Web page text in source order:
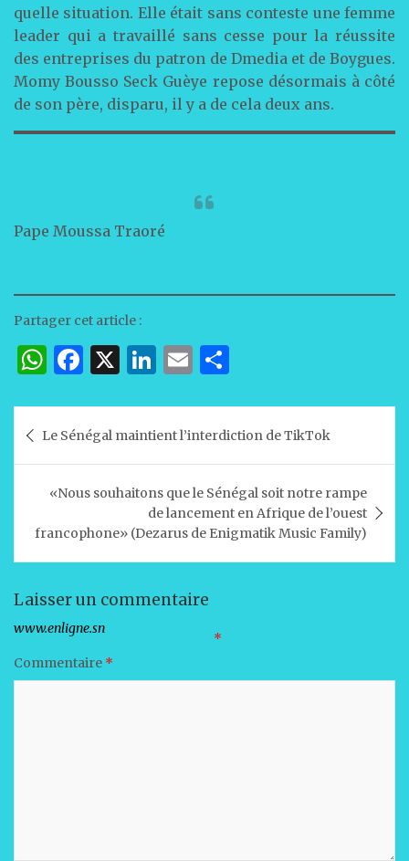
quelle situation. Elle était sans conteste une femme
leader qui a travaillé sans cesse pour la réussite
des entreprises du patron de Dmedia et de Boygues.
Momy Bousso Seck Guèye repose désormais à côté
de son père, disparu, il y a de cela deux ans.
Pape Moussa Traoré
Partager cet article :
W
at
s
A
p
p
F
c
e
b
o
o
k
X Li
k
e
dI
n
E
ai
l
ta
g
er
de Le Sénégal maintient l’interdiction de TikTok
«Nous souhaitons que le Sénégal soit notre rampe
de lancement en Afrique de l’ouest
francophone» (Dezarus de Enigmatik Music Family)
Laisser un commentaire
Votre adresse e-mail ne sera pas publiée.
Les champs obligatoires sont indiqués avec *
Commentaire *